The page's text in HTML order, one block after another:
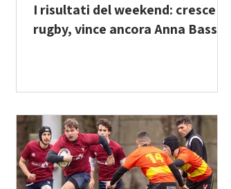
I risultati del weekend: cresce il
rugby, vince ancora Anna Basso!